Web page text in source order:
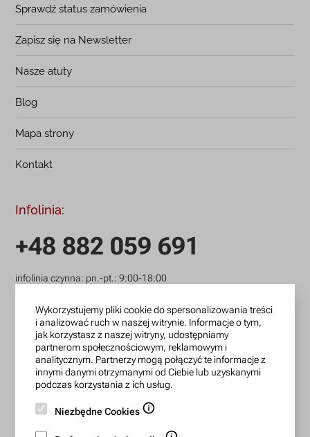
Sprawdź status zamówienia
Zapisz się na Newsletter
Nasze atuty
Blog
Mapa strony
Kontakt
Infolinia:
+48 882 059 691
infolinia czynna: pn.-pt.: 9:00-18:00
zamowienia@lanotti.com
Pisząc w sprawie swojego zamówienia podaj w tytule
wiadomości numer, który otrzymałeś w potwierdzeniu.
Konto bankowe:
15 1140 2004 0000 3702 7470 6466
Wykorzystujemy pliki cookie do spersonalizowania treści
i analizować ruch w naszej witrynie. Informacje o tym,
jak korzystasz z naszej witryny, udostępniamy
partnerom społecznościowym, reklamowym i
analitycznym. Partnerzy mogą połączyć te informacje z
innymi danymi otrzymanymi od Ciebie lub uzyskanymi
podczas korzystania z ich usług.
Niezbędne Cookies